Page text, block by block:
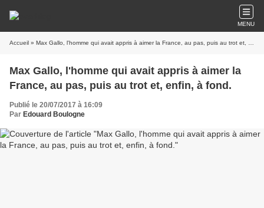
MENU
Accueil » Max Gallo, l'homme qui avait appris à aimer la France, au pas, puis au trot et, enfin, à fond.
Max Gallo, l'homme qui avait appris à aimer la
France, au pas, puis au trot et, enfin, à fond.
Publié le 20/07/2017 à 16:09
Par Edouard Boulogne